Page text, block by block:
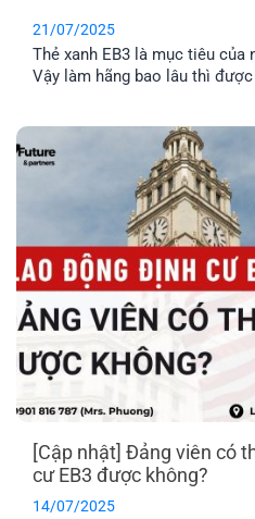
21/07/2025
Thẻ xanh EB3 là mục tiêu
Vậy làm hãng bao lâu thì
[Cập nhật] Đảng viên có
cư EB3 được không?
14/07/2025